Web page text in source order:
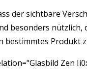
der sichtbare
besonders
bestimmtes Produkt
Zen